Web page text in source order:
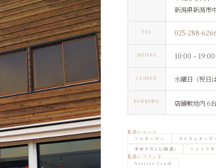
新潟県新潟市
TEL 025-288-
HOURS 10:00 – 19:00
CLOSED 水曜日（祝日
PARKING 店舗敷地内 6
取扱いコース
フルオーダー
カスタムオーダ
手作りWAX(鋳造)
リメイク
取扱いブランド
Atelier CraM